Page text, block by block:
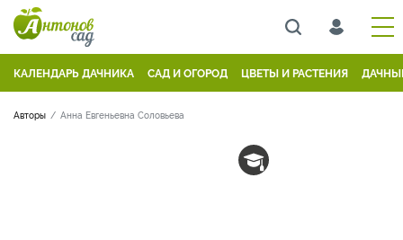
КАЛЕНДАРЬ ДАЧНИКА САД И ОГОРОД ЦВЕТЫ И РАСТЕНИЯ
Авторы Анна Евгеньевна Соловьева